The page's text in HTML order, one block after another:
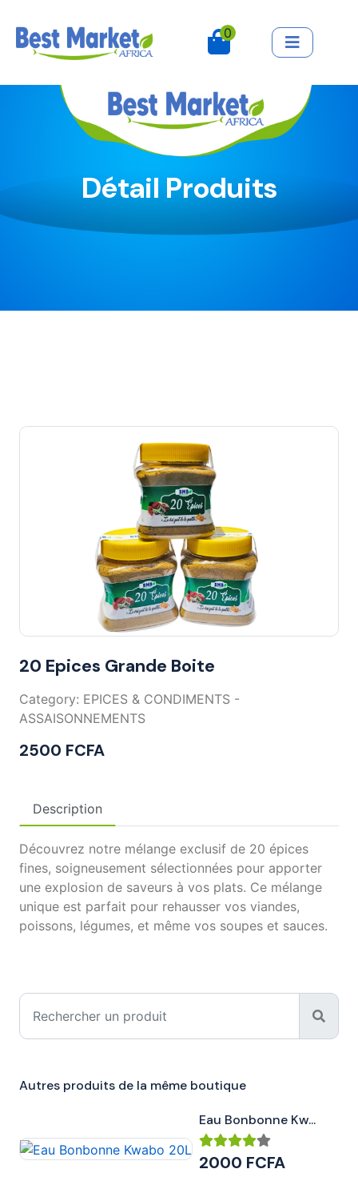
0
Détail Produits
20 Epices Grande Boite
Category: EPICES & CONDIMENTS -
ASSAISONNEMENTS
2500 FCFA
Description
Découvrez notre mélange exclusif de 20 épices
fines, soigneusement sélectionnées pour apporter
une explosion de saveurs à vos plats. Ce mélange
unique est parfait pour rehausser vos viandes,
poissons, légumes, et même vos soupes et sauces.
Autres produits de la même boutique
Eau Bonbonne Kw...
2000 FCFA